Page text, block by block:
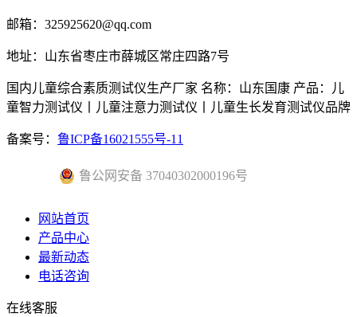
邮箱：325925620@qq.com
地址：山东省枣庄市薛城区常庄四路7号
国内儿童综合素质测试仪生产厂家 名称：山东国康 产品：儿
童智力测试仪丨儿童注意力测试仪丨儿童生长发育测试仪品牌
备案号： 鲁ICP备16021555号-11
鲁公网安备 37040302000196号
网站首页
产品中心
最新动态
电话咨询
在线客服